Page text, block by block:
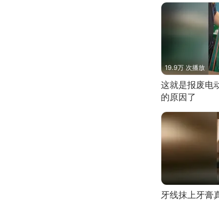
19.9万 次播放
这就是报废电
的原因了
牙线抹上牙膏